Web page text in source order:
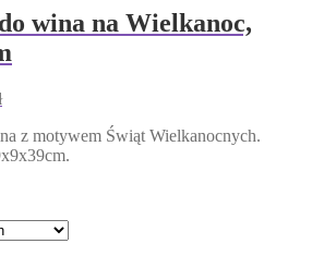
wiele
wina na Wielkanoc,
Zakres
od
6.20zł
z motywem Świąt Wielkanocnych.